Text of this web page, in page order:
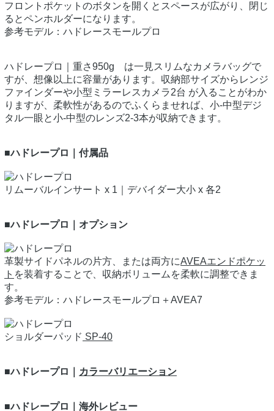
フロントポケットのボタンを開くとスペースが広がり、閉じ
るとペンホルダーになります。
参考モデル：ハドレースモールプロ
ハドレープロ｜重さ950g は一見スリムなカメラバッグで
すが、想像以上に容量があります。収納部サイズからレンジ
ファインダーや小型ミラーレスカメラ2台 が入ることがわか
りますが、柔軟性があるのでふくらませれば、小-中型デジ
タル一眼と小-中型のレンズ2-3本が収納できます。
■ハドレープロ｜付属品
リムーバルインサート x 1｜デバイダー大小 x 各2
■ハドレープロ｜オプション
革製サイドパネルの片方、または両方にAVEAエンドポケッ
ト を装着することで、収納ボリュームを柔軟に調整できま
す。
参考モデル：ハドレースモールプロ＋AVEA7
ショルダーパッド SP-40
■ハドレープロ｜ カラーバリエーション
■ハドレープロ｜海外レビュー